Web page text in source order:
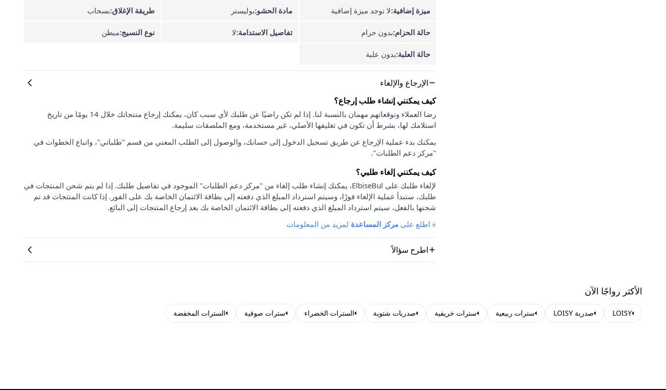
ميزة إضافية:لا توجد ميزة إضافية مادة الحشو:بوليستر طريقة الإغلاق:بسحاب
حالة الحزام:بدون حزام تفاصيل الاستدامة:لا نوع النسيج:مبطن
حالة العلبة:بدون علبة
الإرجاع والإلغاء
كيف يمكنني إنشاء طلب إرجاع؟
رضا العملاء وتوقعاتهم مهمان بالنسبة لنا. إذا لم تكن راضيًا عن طلبك لأي سبب كان، يمكنك إرجاع منتجاتك خلال 14 يومًا من تاريخ
استلامك لها، بشرط أن تكون في تغليفها الأصلي، غير مستخدمة، ومع الملصقات سليمة.
يمكنك بدء عملية الإرجاع عن طريق تسجيل الدخول إلى حسابك، والوصول إلى الطلب المعني من قسم "طلباتي"، واتباع الخطوات في
"مركز دعم الطلبات".
كيف يمكنني إلغاء طلبي؟
لإلغاء طلبك على ElbiseBul، يمكنك إنشاء طلب إلغاء من "مركز دعم الطلبات" الموجود في تفاصيل طلبك. إذا لم يتم شحن المنتجات في
طلبك، ستبدأ عملية الإلغاء فورًا، وسيتم استرداد المبلغ الذي دفعته إلى بطاقة الائتمان الخاصة بك على الفور. إذا كانت المنتجات قد تم
شحنها بالفعل، سيتم استرداد المبلغ الذي دفعته إلى بطاقة الائتمان الخاصة بك بعد إرجاع المنتجات إلى البائع.
» اطلع على مركز المساعدة لمزيد من المعلومات
اطرح سؤالاً
الأكثر رواجًا الآن
LOISY صدرية LOISY سترات ربيعية سترات خريفية صدريات شتوية السترات الخضراء سترات صوفية السترات المخفضة